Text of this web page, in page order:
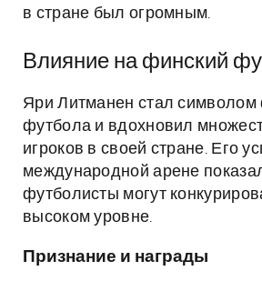
в стране был огромным.
Влияние на финский
Яри Литманен стал символом
футбола и вдохновил
игроков в своей стране. Его
международной арене
футболисты могут
высоком уровне.
Признание и награды